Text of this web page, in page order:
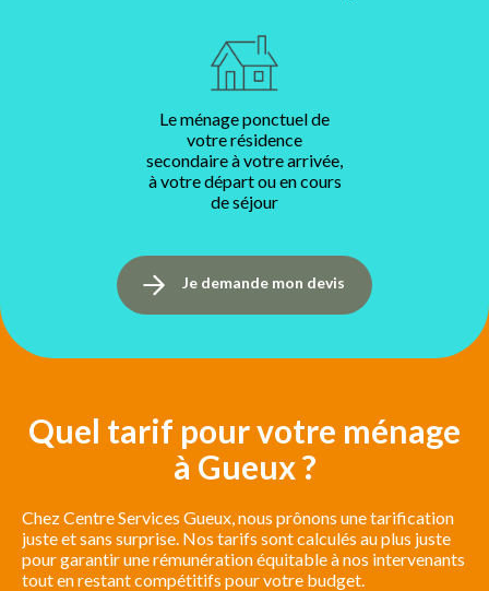
Le ménage ponctuel de
votre résidence
secondaire à votre arrivée,
à votre départ ou en cours
de séjour
Je demande mon devis
Quel tarif pour votre ménage
à Gueux ?
Chez Centre Services Gueux, nous prônons une tarification
juste et sans surprise. Nos tarifs sont calculés au plus juste
pour garantir une rémunération équitable à nos intervenants
tout en restant compétitifs pour votre budget.